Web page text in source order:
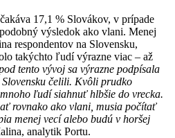
17,1 % Slovákov, v prípade
výsledok ako vlani. Menej
respondentov na Slovensku,
takýchto ľudí výrazne viac – až
tento vývoj sa výrazne podpísala
čelili. Kvôli prudko
ľudí siahnuť hlbšie do vrecka.
rovnako ako vlani, musia počítať
menej vecí alebo budú v horšej
analytik Portu.